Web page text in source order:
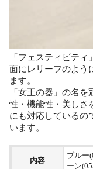
「フェスティビテ
面にレリーフのよう
ます。
「女王の器」の名
性・機能性・美しさ
にも対応しているの
います。
内容
ブルー
ーン